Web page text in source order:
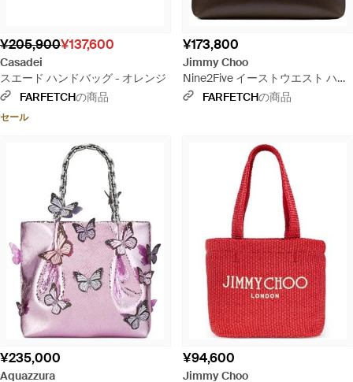
¥205,900¥137,600
Casadei
スエード ハンドバッグ - オレンジ
FARFETCHの商品
セール
¥173,800
Jimmy Choo
Nine2Five イーストウエスト ハン
ドバッグ - ブラウン
FARFETCHの商品
¥235,000
Aquazzura
¥94,600
Jimmy Choo